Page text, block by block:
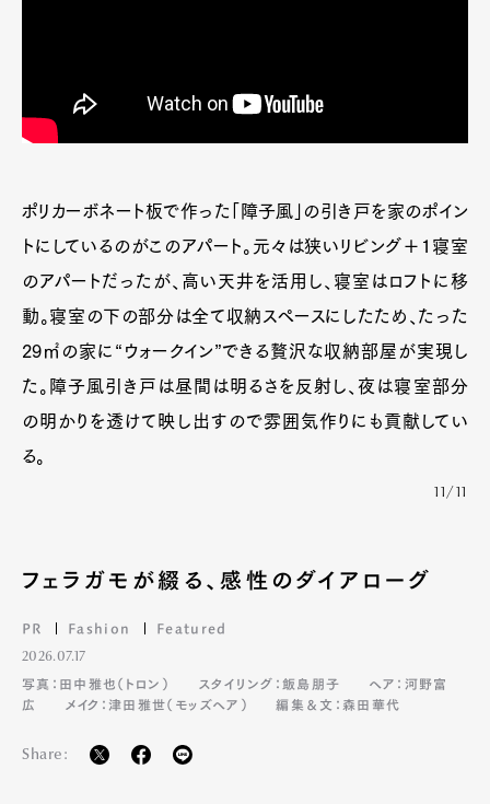
ポリカーボネート板で作った「障子風」の引き戸を家のポイン
トにしているのがこのアパート。元々は狭いリビング＋1寝室
のアパートだったが、高い天井を活用し、寝室はロフトに移
動。寝室の下の部分は全て収納スペースにしたため、たった
29㎡の家に“ウォークイン”できる贅沢な収納部屋が実現し
た。障子風引き戸は昼間は明るさを反射し、夜は寝室部分
の明かりを透けて映し出すので雰囲気作りにも貢献してい
る。
11/11
フェラガモが綴る、感性のダイアローグ
PR Fashion Featured
2026.07.17
写真：田中雅也（トロン）
スタイリング：飯島朋子
ヘア：河野富
広
メイク：津田雅世（モッズヘア） 編集＆文：森田華代
Share: